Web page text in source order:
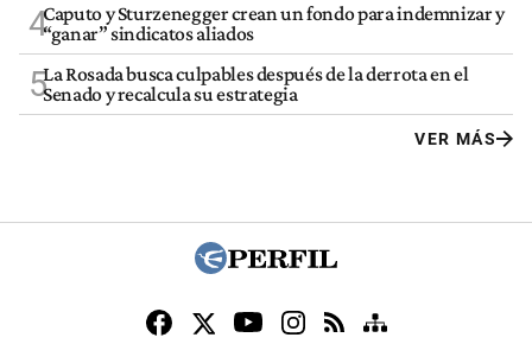
4Caputo y Sturzenegger crean un fondo para indemnizar y
“ganar” sindicatos aliados
5La Rosada busca culpables después de la derrota en el
Senado y recalcula su estrategia
VER MÁS